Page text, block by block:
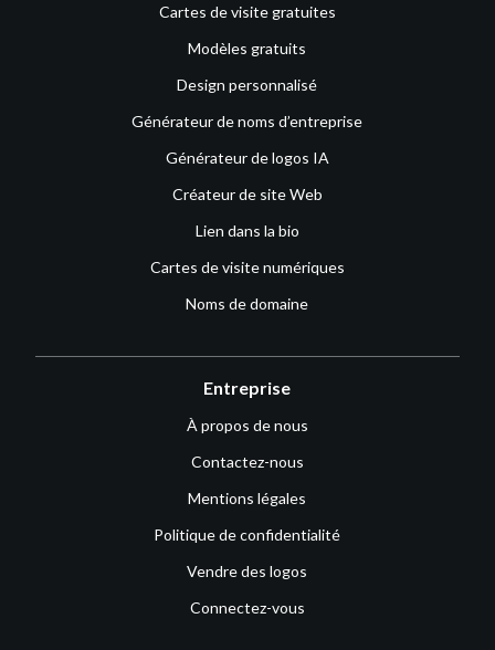
Cartes de visite gratuites
Modèles gratuits
Design personnalisé
Générateur de noms d’entreprise
Générateur de logos IA
Créateur de site Web
Lien dans la bio
Cartes de visite numériques
Noms de domaine
Entreprise
À propos de nous
Contactez-nous
Mentions légales
Politique de confidentialité
Vendre des logos
Connectez-vous